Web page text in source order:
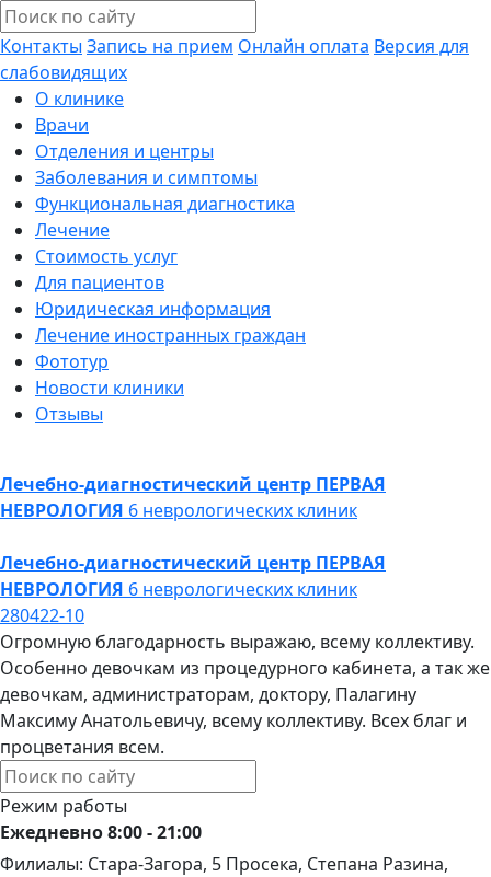
Контакты Запись на прием Онлайн оплата Версия для
слабовидящих
О клинике
Врачи
Отделения и центры
Заболевания и симптомы
Функциональная диагностика
Лечение
Стоимость услуг
Для пациентов
Юридическая информация
Лечение иностранных граждан
Фототур
Новости клиники
Отзывы
Лечебно-диагностический центр ПЕРВАЯ
НЕВРОЛОГИЯ 6 неврологических клиник
Лечебно-диагностический центр ПЕРВАЯ
НЕВРОЛОГИЯ 6 неврологических клиник
280422-10
Огромную благодарность выражаю, всему коллективу.
Особенно девочкам из процедурного кабинета, а так же
девочкам, администраторам, доктору, Палагину
Максиму Анатольевичу, всему коллективу. Всех благ и
процветания всем.
Режим работы
Ежедневно 8:00 - 21:00
Филиалы: Стара-Загора, 5 Просека, Степана Разина,